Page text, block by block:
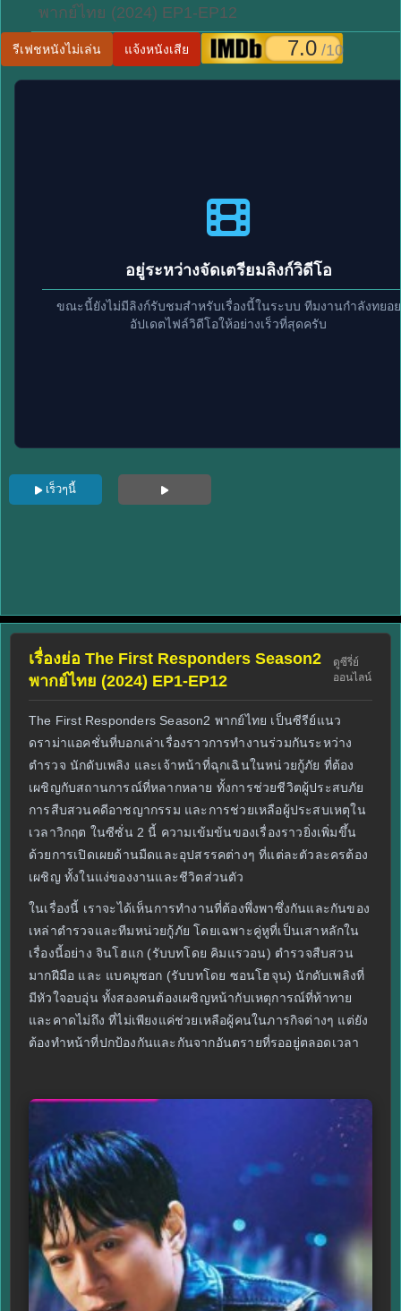
พากย์ไทย (2024) EP1-EP12
รีเฟชหนังไม่เล่น แจ้งหนังเสีย 7.0 /10
อยู่ระหว่างจัดเตรียมลิงก์วิดีโอ
ขณะนี้ยังไม่มีลิงก์รับชมสำหรับเรื่องนี้ในระบบ ทีมงานกำลังทยอย
อัปเดตไฟล์วิดีโอให้อย่างเร็วที่สุดครับ
เร็วๆนี้
เรื่องย่อ The First Responders Season2
พากย์ไทย (2024) EP1-EP12
ดูซีรี่ย์
ออนไลน์
The First Responders Season2 พากย์ไทย เป็นซีรีย์แนว
ดราม่าแอคชั่นที่บอกเล่าเรื่องราวการทำงานร่วมกันระหว่าง
ตำรวจ นักดับเพลิง และเจ้าหน้าที่ฉุกเฉินในหน่วยกู้ภัย ที่ต้อง
เผชิญกับสถานการณ์ที่หลากหลาย ทั้งการช่วยชีวิตผู้ประสบภัย
การสืบสวนคดีอาชญากรรม และการช่วยเหลือผู้ประสบเหตุใน
เวลาวิกฤต ในซีซั่น 2 นี้ ความเข้มข้นของเรื่องราวยิ่งเพิ่มขึ้น
ด้วยการเปิดเผยด้านมืดและอุปสรรคต่างๆ ที่แต่ละตัวละครต้อง
เผชิญ ทั้งในแง่ของงานและชีวิตส่วนตัว
ในเรื่องนี้ เราจะได้เห็นการทำงานที่ต้องพึ่งพาซึ่งกันและกันของ
เหล่าตำรวจและทีมหน่วยกู้ภัย โดยเฉพาะคู่หูที่เป็นเสาหลักใน
เรื่องนี้อย่าง จินโฮแก (รับบทโดย คิมแรวอน) ตำรวจสืบสวน
มากฝีมือ และ แบคมูซอก (รับบทโดย ซอนโฮจุน) นักดับเพลิงที่
มีหัวใจอบอุ่น ทั้งสองคนต้องเผชิญหน้ากับเหตุการณ์ที่ท้าทาย
และคาดไม่ถึง ที่ไม่เพียงแค่ช่วยเหลือผู้คนในภารกิจต่างๆ แต่ยัง
ต้องทำหน้าที่ปกป้องกันและกันจากอันตรายที่รออยู่ตลอดเวลา